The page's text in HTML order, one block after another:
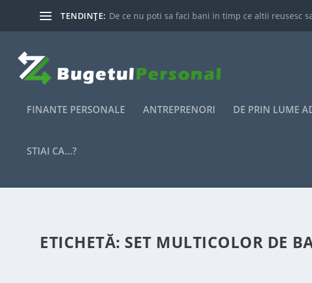
TENDINȚE: De ce nu poti sa faci bani in timp ce altii reusesc
FINANTE PERSONALE ANTREPRENORI DE PRIN LUME
STIAI CA…?
ETICHETĂ: SET MULTICOLOR DE